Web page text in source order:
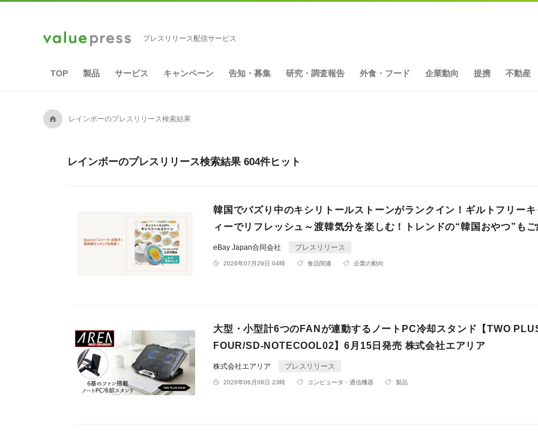
プレスリリース配信サービス
TOP 製品 サービス キャンペーン 告知・募集 研究・調査報告 外食・フード 企業動向 提携 不動産
A レインボーのプレスリリース検索結果
レインボーのプレスリリース検索結果 604件ヒット
韓国でバズり中のキシリトールストーンがランクイン！ギルトフリー
ィーでリフレッシュ～渡韓気分を楽しむ！トレンドの“韓国おやつ”もご
eBay Japan合同会社 プレスリリース
2026年07月29日 04時 食品関連 企業の動向
大型・小型計6つのFANが連動するノートPC冷却スタンド【TWO
FOUR/SD-NOTECOOL02】6月15日発売 株式会社エアリア
株式会社エアリア プレスリリース
2026年06月08日 23時 コンピュータ・通信機器 製品